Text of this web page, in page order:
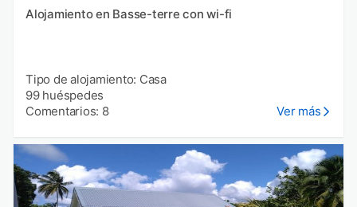
Alojamiento en Basse-terre con wi-fi
Tipo de alojamiento: Casa
99 huéspedes
Comentarios: 8
Ver más